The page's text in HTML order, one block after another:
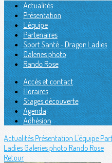
Actualités
Présentation
L'équipe
Partenaires
Sport Santé - Dragon Ladies
Galeries photo
Rando Rose
Accès et contact
Horaires
Stages découverte
Agenda
Adhésion
ActualitésPrésentation L'équipe
LadiesGaleries photo Rando Rose
Retour